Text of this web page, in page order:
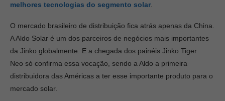
melhores tecnologias do segmento solar.
O mercado brasileiro de distribuição fica atrás apenas da China.
A Aldo Solar é um dos parceiros de negócios mais importantes
da Jinko globalmente. E a chegada dos painéis Jinko Tiger
Neo só confirma essa vocação, sendo a Aldo a primeira
distribuidora das Américas a ter esse importante produto para o
mercado solar.